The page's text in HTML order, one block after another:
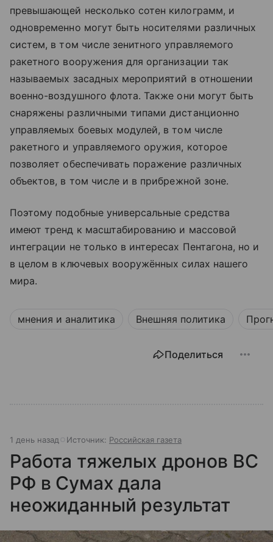
превышающей несколько сотен килограмм, и
одновременно могут быть носителями различных
систем, в том числе зенитного управляемого
ракетного вооружения для организации так
называемых засадных мероприятий в отношении
военно-воздушного флота. Также они могут быть
снаряжены различными типами дистанционно
управляемых боевых модулей, в том числе
ракетного и управляемого оружия, которое
позволяет обеспечивать поражение различных
объектов, в том числе и в прибрежной зоне.
Поэтому подобные универсальные средства
имеют тренд к масштабированию и массовой
интеграции не только в интересах Пентагона, но и
в целом в ключевых вооружённых силах нашего
мира.
мнения и аналитика Внешняя политика
Поделиться
1 день назад Источник: Российская газета
Работа тяжелых дронов ВС
РФ в Сумах дала
неожиданный результат